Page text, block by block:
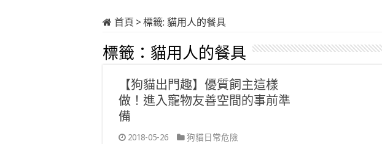
首頁 > 標籤: 貓用人的餐具
標籤： 貓用人的餐具
【狗貓出門趣】優質飼主這樣
做！進入寵物友善空間的事前準
備
2018-05-26 狗貓日常危險